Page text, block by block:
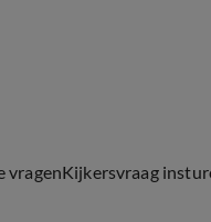
vragenKijkersvraag